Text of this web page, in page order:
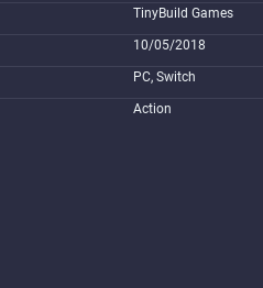
TinyBuild Games
10/05/2018
PC, Switch
Action